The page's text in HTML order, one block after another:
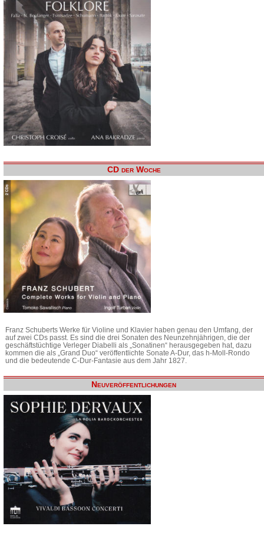
CD der Woche
Franz Schuberts Werke für Violine und Klavier haben genau den Umfang, der
auf zwei CDs passt. Es sind die drei Sonaten des Neunzehnjährigen, die der
geschäftstüchtige Verleger Diabelli als „Sonatinen“ herausgegeben hat, dazu
kommen die als „Grand Duo“ veröffentlichte Sonate A-Dur, das h-Moll-Rondo
und die bedeutende C-Dur-Fantasie aus dem Jahr 1827.
Neuveröffentlichungen